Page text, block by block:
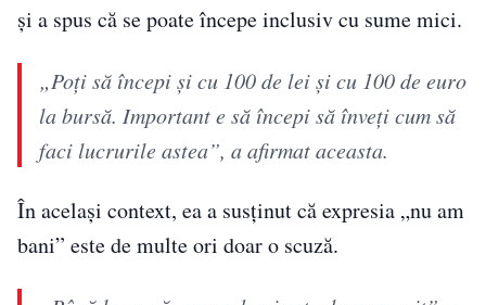
și a spus că se poate începe inclusiv cu sume mici.
„Poți să începi și cu 100 de lei și cu 100 de euro
la bursă. Important e să începi să înveți cum să
faci lucrurile astea”, a afirmat aceasta.
În același context, ea a susținut că expresia „nu am
bani” este de multe ori doar o scuză.